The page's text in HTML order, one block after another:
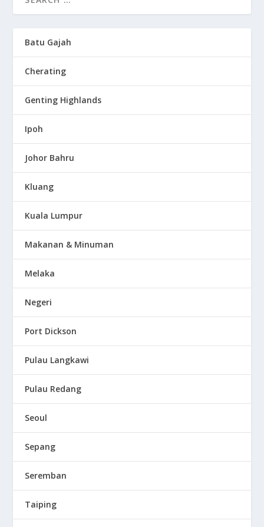
Batu Gajah
Cherating
Genting Highlands
Ipoh
Johor Bahru
Kluang
Kuala Lumpur
Makanan & Minuman
Melaka
Negeri
Port Dickson
Pulau Langkawi
Pulau Redang
Seoul
Sepang
Seremban
Taiping